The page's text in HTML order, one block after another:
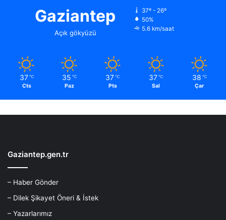
Gaziantep
Açık gökyüzü
37º - 26º
50%
5.6 km/saat
37 ℃
Cts
35 ℃
Paz
37 ℃
Pts
37 ℃
Sal
38 ℃
Çar
Gaziantep.gen.tr
– Haber Gönder
– Dilek Şikayet Öneri & İstek
– Yazarlarımız